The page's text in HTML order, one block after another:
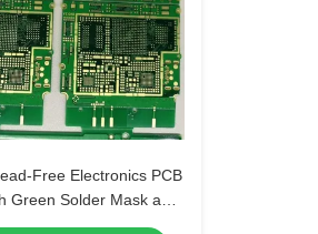
Free Electronics PCB
Green Solder Mask and
Size 610mm*508mm